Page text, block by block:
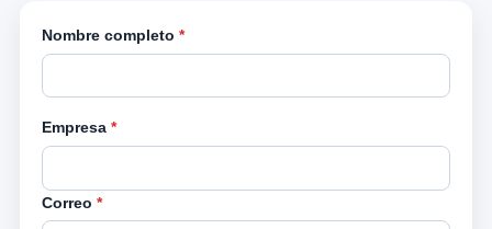
Nombre completo *
Empresa *
Correo *